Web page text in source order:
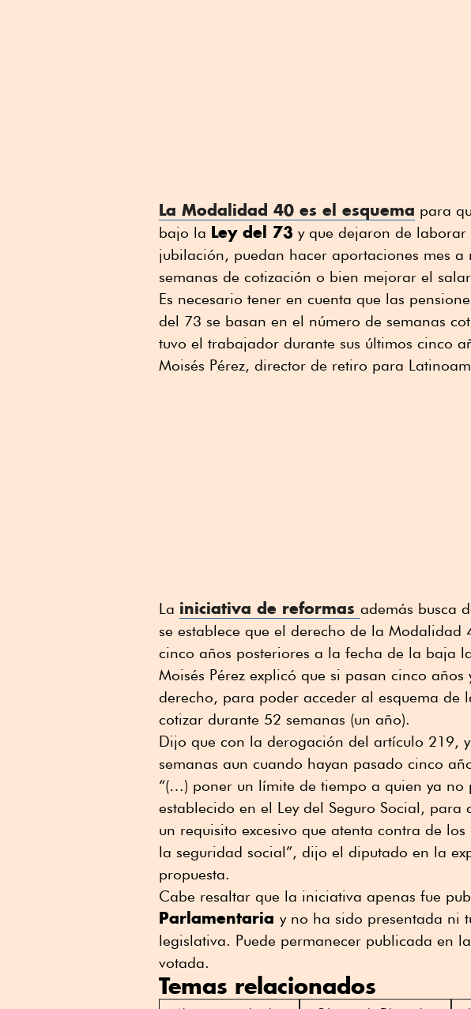
La Modalidad 40 es el esquema para
bajo la Ley del 73 y que dejaron de laborar
jubilación, puedan hacer aportaciones mes
semanas de cotización o bien mejorar el
Es necesario tener en cuenta que las
del 73 se basan en el número de semanas
tuvo el trabajador durante sus últimos cinco
Moisés Pérez, director de retiro para
La iniciativa de reformas además busca
se establece que el derecho de la Modalidad
cinco años posteriores a la fecha de la baja
Moisés Pérez explicó que si pasan cinco
derecho, para poder acceder al esquema de
cotizar durante 52 semanas (un año).
Dijo que con la derogación del artículo 219,
semanas aun cuando hayan pasado cinco
“(…) poner un límite de tiempo a quien ya
establecido en el Ley del Seguro Social,
un requisito excesivo que atenta contra de
la seguridad social”, dijo el diputado en la
propuesta.
Cabe resaltar que la iniciativa apenas fue
Parlamentaria y no ha sido presentada ni
legislativa. Puede permanecer publicada en
votada.
Temas relacionados